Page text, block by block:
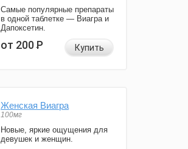
Самые популярные препараты
в одной таблетке — Виагра и
Дапоксетин.
от 200Р Купить
Женская Виагра
100мг
Новые, яркие ощущения для
девушек и женщин.